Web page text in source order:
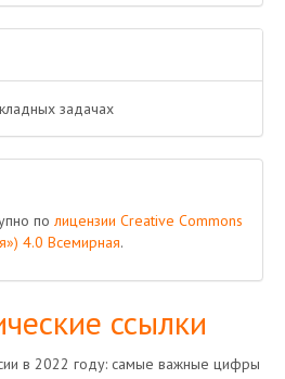
задачах
по лицензии Creative Commons
4.0 Всемирная.
ссылки
в 2022 году: самые важные цифры